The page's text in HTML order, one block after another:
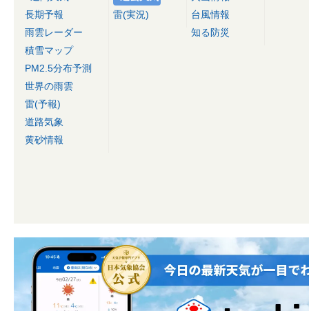
長期予報
雨雲レーダー
積雪マップ
PM2.5分布予測
世界の雨雲
雷(予報)
道路気象
黄砂情報
雷(実況)
台風情報
知る防災